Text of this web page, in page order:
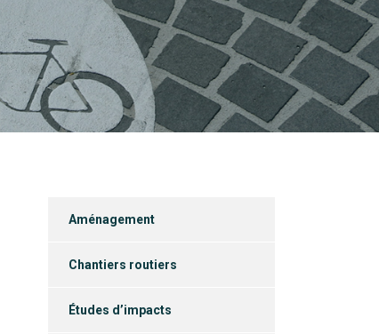
Aménagement
Chantiers routiers
Études d’impacts